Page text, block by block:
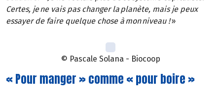
Certes, je ne vais pas changer la planète, mais je peux
essayer de faire quelque chose à mon niveau !»
© Pascale Solana - Biocoop
« Pour manger » comme « pour boire »